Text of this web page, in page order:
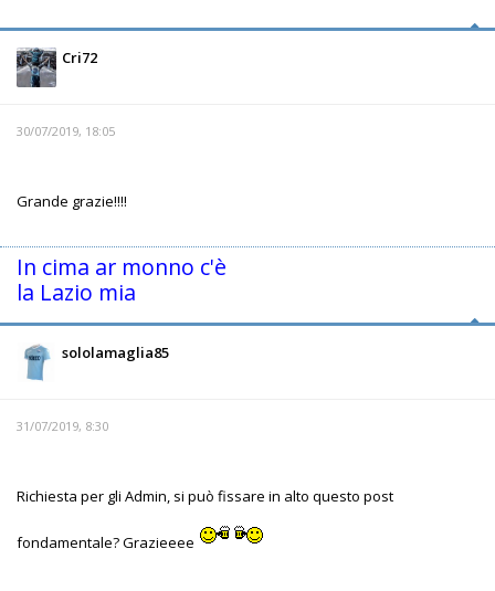
Cri72
30/07/2019, 18:05
Grande grazie!!!!
In cima ar monno c'è
la Lazio mia
sololamaglia85
31/07/2019, 8:30
Richiesta per gli Admin, si può fissare in alto questo post
fondamentale? Grazieeee